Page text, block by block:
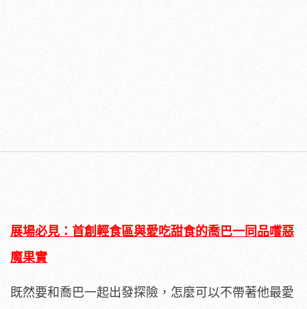
展場必見：首創輕食區與愛吃甜食的喬巴一同品嚐惡
魔果實
既然要和喬巴一起出發探險，怎麼可以不帶著他最愛